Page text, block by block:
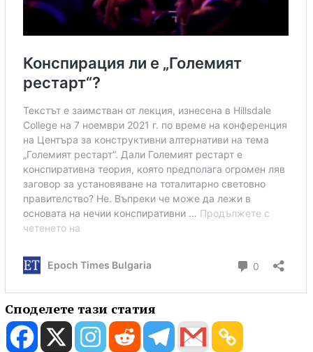
Споделете тази статия